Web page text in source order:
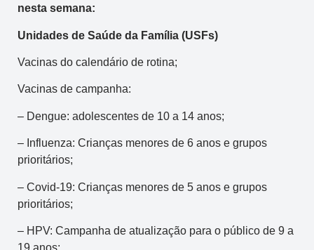
nesta semana:
Unidades de Saúde da Família (USFs)
Vacinas do calendário de rotina;
Vacinas de campanha:
– Dengue: adolescentes de 10 a 14 anos;
– Influenza: Crianças menores de 6 anos e grupos
prioritários;
– Covid-19: Crianças menores de 5 anos e grupos
prioritários;
– HPV: Campanha de atualização para o público de 9 a
19 anos;